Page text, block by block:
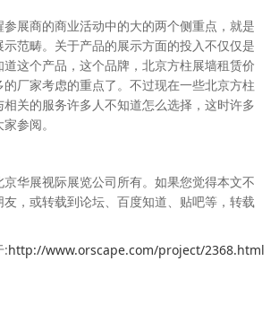
展商的商业活动中的大的两个侧重点，就是
范畴。关于产品的展示方面的投入不仅仅是
这个产品，这个品牌，北京方柱展墙租赁价
厂家考虑的重点了。不过现在一些北京方柱
关的服务许多人不知道怎么选择，这时许多
参阅。
华展视际展览公司所有。如果您觉得本文不
，或转载到论坛、百度知道、贴吧等，转载
:http://www.orscape.com/project/2368.html